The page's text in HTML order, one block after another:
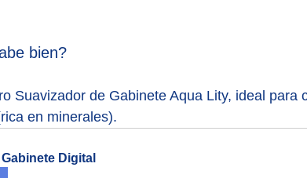
bien?
Suavizador de Gabinete Aqua Lity, ideal para
en minerales).
Digital